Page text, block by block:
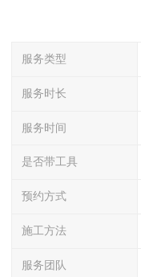
服务类型
服务时长
服务时间
是否带工具
预约方式
施工方法
服务团队